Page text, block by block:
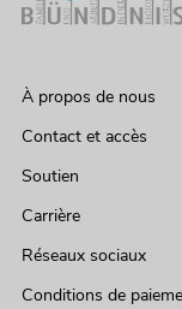
À propos de nous
Contact et accès
Soutien
Carrière
Réseaux sociaux
Conditions de